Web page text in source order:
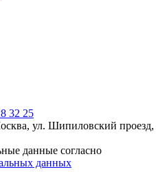
32 25
ул. Шипиловский проезд,
данные согласно
данных